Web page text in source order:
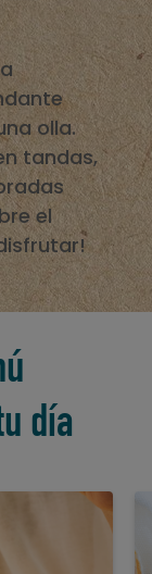
olla.
tandas,
el
día